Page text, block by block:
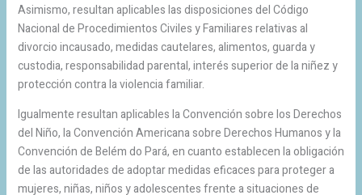
Asimismo, resultan aplicables las disposiciones del Código
Nacional de Procedimientos Civiles y Familiares relativas al
divorcio incausado, medidas cautelares, alimentos, guarda y
custodia, responsabilidad parental, interés superior de la niñez y
protección contra la violencia familiar.
Igualmente resultan aplicables la Convención sobre los Derechos
del Niño, la Convención Americana sobre Derechos Humanos y la
Convención de Belém do Pará, en cuanto establecen la obligación
de las autoridades de adoptar medidas eficaces para proteger a
mujeres, niñas, niños y adolescentes frente a situaciones de